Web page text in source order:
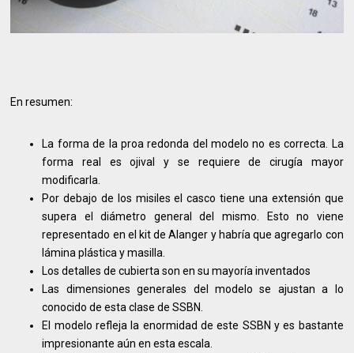
En resumen:
La forma de la proa redonda del modelo no es correcta. La
forma real es ojival y se requiere de cirugía mayor
modificarla.
Por debajo de los misiles el casco tiene una extensión que
supera el diámetro general del mismo. Esto no viene
representado en el kit de Alanger y habría que agregarlo con
lámina plástica y masilla.
Los detalles de cubierta son en su mayoría inventados
Las dimensiones generales del modelo se ajustan a lo
conocido de esta clase de SSBN.
El modelo refleja la enormidad de este SSBN y es bastante
impresionante aún en esta escala.